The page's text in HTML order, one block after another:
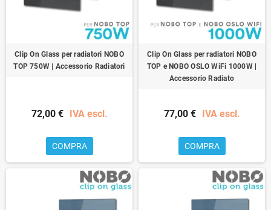
Clip On Glass per radiatori NOBO
TOP 750W | Accessorio Radiatori
72,00 € IVA escl.
COMPRA
Clip On Glass per radiatori NOBO
TOP e NOBO OSLO WiFi 1000W |
Accessorio Radiato
77,00 € IVA escl.
COMPRA